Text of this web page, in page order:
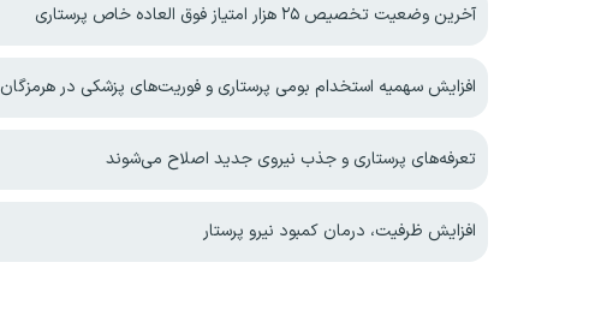
آخرین وضعیت تخصیص ۲۵ هزار امتیاز فوق العاده خاص پرستاری
افزایش سهمیه استخدام بومی پرستاری و فوریت‌های پزشکی در هرمزگان
تعرفه‌های پرستاری و جذب نیروی جدید اصلاح می‌شوند
افزایش ظرفیت، درمان کمبود نیرو پرستار